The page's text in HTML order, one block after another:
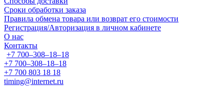
Сроки обработки заказа
Правила обмена товара или возврат его стоимости
Регистрация/Авторизация в личном кабинете
О нас
Контакты
+7 700‒308‒18‒18
+7 700‒308‒18‒18
+7 700 803 18 18
timing@internet.ru